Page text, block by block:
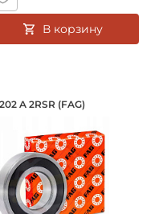
В корзину
23 мм,
A 2RSR (FAG)